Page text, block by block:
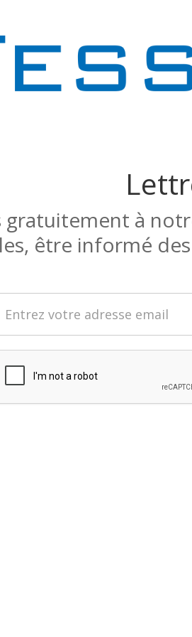
gratuitement à
être informé